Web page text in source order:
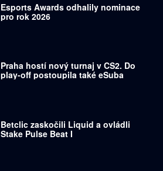
Esports Awards odhalily nominace
pro rok 2026
Praha hostí nový turnaj v CS2. Do
play-off postoupila také eSuba
Betclic zaskočili Liquid a ovládli
Stake Pulse Beat I